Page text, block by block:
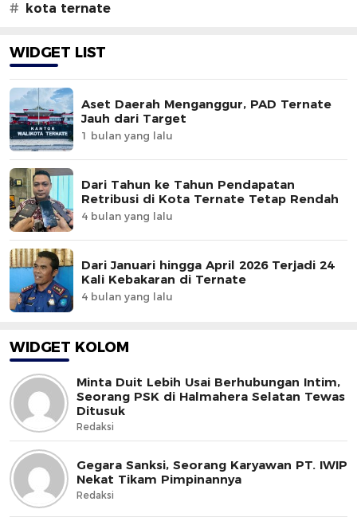
#
kota ternate
WIDGET LIST
Aset Daerah Menganggur, PAD Ternate
Jauh dari Target
1 bulan yang lalu
Dari Tahun ke Tahun Pendapatan
Retribusi di Kota Ternate Tetap Rendah
4 bulan yang lalu
Dari Januari hingga April 2026 Terjadi 24
Kali Kebakaran di Ternate
4 bulan yang lalu
WIDGET KOLOM
Minta Duit Lebih Usai Berhubungan Intim,
Seorang PSK di Halmahera Selatan Tewas
Ditusuk
Redaksi
Gegara Sanksi, Seorang Karyawan PT. IWIP
Nekat Tikam Pimpinannya
Redaksi